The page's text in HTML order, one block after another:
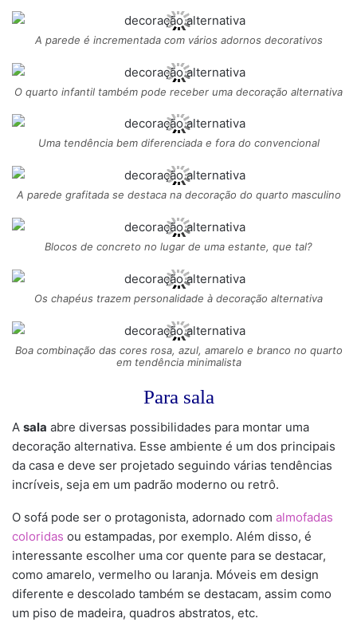
A parede é incrementada com vários adornos decorativos
O quarto infantil também pode receber uma decoração alternativa
Uma tendência bem diferenciada e fora do convencional
A parede grafitada se destaca na decoração do quarto masculino
Blocos de concreto no lugar de uma estante, que tal?
Os chapéus trazem personalidade à decoração alternativa
Boa combinação das cores rosa, azul, amarelo e branco no quarto
em tendência minimalista
Para sala
A sala abre diversas possibilidades para montar uma
decoração alternativa. Esse ambiente é um dos principais
da casa e deve ser projetado seguindo várias tendências
incríveis, seja em um padrão moderno ou retrô.
O sofá pode ser o protagonista, adornado com almofadas
coloridas ou estampadas, por exemplo. Além disso, é
interessante escolher uma cor quente para se destacar,
como amarelo, vermelho ou laranja. Móveis em design
diferente e descolado também se destacam, assim como
um piso de madeira, quadros abstratos, etc.